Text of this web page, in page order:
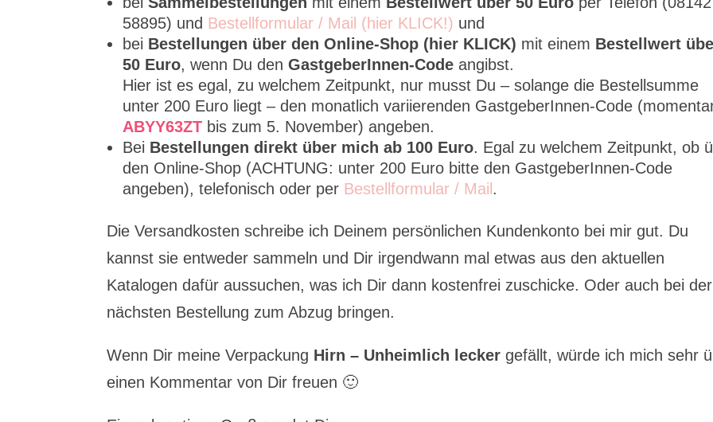
58895) und Bestellformular / Mail (hier KLICK!) und
bei Bestellungen über den Online-Shop (hier KLICK) mit einem Bestellwert
50 Euro, wenn Du denGastgeberInnen-Code angibst.
Hier ist es egal, zu welchem Zeitpunkt, nur musst Du – solange die Bestellsumme
unter 200 Euro liegt – den monatlich variierenden GastgeberInnen-Code
ABYY63ZT bis zum 5. November) angeben.
Bei Bestellungen direkt über mich ab 100 Euro. Egal zu welchem Zeitpunkt, ob
den Online-Shop (ACHTUNG: unter 200 Euro bitte den GastgeberInnen-Code
angeben), telefonisch oder per Bestellformular / Mail .
Die Versandkosten schreibe ich Deinem persönlichen Kundenkonto bei mir gut. Du
kannst sie entweder sammeln und Dir irgendwann mal etwas aus den aktuellen
Katalogen dafür aussuchen, was ich Dir dann kostenfrei zuschicke. Oder auch bei der
nächsten Bestellung zum Abzug bringen.
Wenn Dir meine Verpackung Hirn – Unheimlich lecker gefällt, würde ich mich sehr
einen Kommentar von Dir freuen 🙂